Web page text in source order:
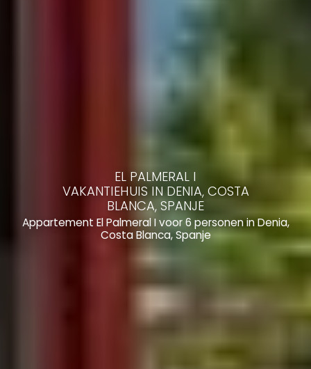
EL PALMERAL I
VAKANTIEHUIS IN DENIA, COSTA
BLANCA, SPANJE
Appartement El Palmeral I voor 6 personen in Denia,
Costa Blanca, Spanje